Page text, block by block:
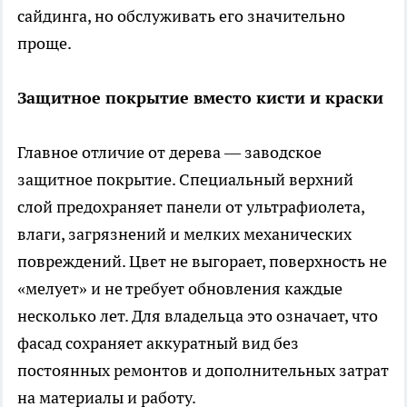
сайдинга, но обслуживать его значительно
проще.
Защитное покрытие вместо кисти и краски
Главное отличие от дерева — заводское
защитное покрытие. Специальный верхний
слой предохраняет панели от ультрафиолета,
влаги, загрязнений и мелких механических
повреждений. Цвет не выгорает, поверхность не
«мелует» и не требует обновления каждые
несколько лет. Для владельца это означает, что
фасад сохраняет аккуратный вид без
постоянных ремонтов и дополнительных затрат
на материалы и работу.